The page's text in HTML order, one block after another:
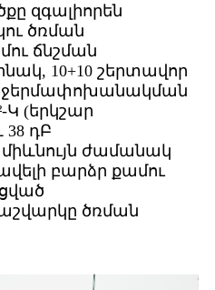
զգալիորեն
ծռման
ճնշման
10+10 շերտավոր
ջերմափոխանակման
Կ (երկշար
38 դԲ
ժամանակ
բարձր քամու
ծռման